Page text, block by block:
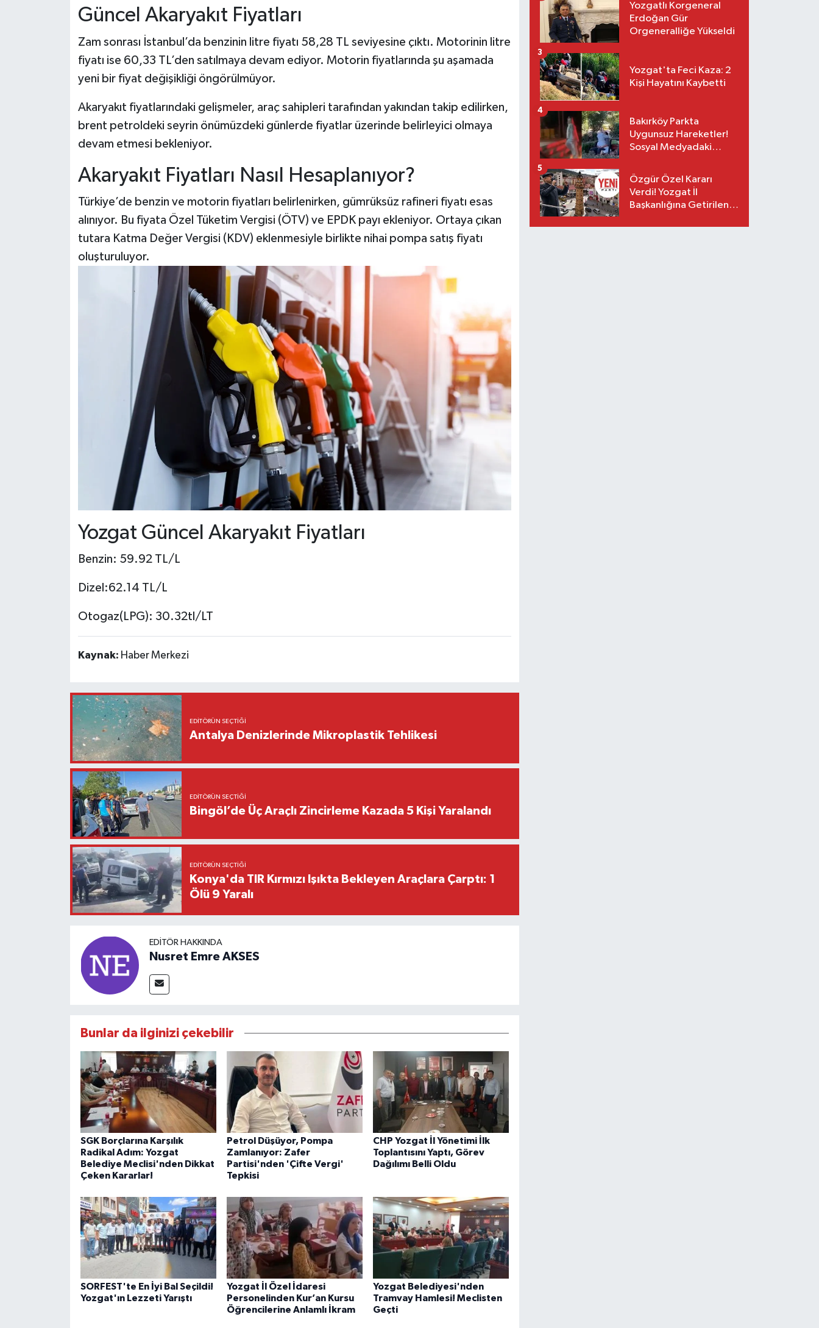
Güncel Akaryakıt Fiyatları
Zam sonrası İstanbul’da benzinin litre fiyatı 58,28 TL seviyesine çıktı. Motorinin litre
fiyatı ise 60,33 TL’den satılmaya devam ediyor. Motorin fiyatlarında şu aşamada
yeni bir fiyat değişikliği öngörülmüyor.
Akaryakıt fiyatlarındaki gelişmeler, araç sahipleri tarafından yakından takip edilirken,
brent petroldeki seyrin önümüzdeki günlerde fiyatlar üzerinde belirleyici olmaya
devam etmesi bekleniyor.
Akaryakıt Fiyatları Nasıl Hesaplanıyor?
Türkiye’de benzin ve motorin fiyatları belirlenirken, gümrüksüz rafineri fiyatı esas
alınıyor. Bu fiyata Özel Tüketim Vergisi (ÖTV) ve EPDK payı ekleniyor. Ortaya çıkan
tutara Katma Değer Vergisi (KDV) eklenmesiyle birlikte nihai pompa satış fiyatı
oluşturuluyor.
Yozgat Güncel Akaryakıt Fiyatları
Benzin: 59.92 TL/L
Dizel:62.14 TL/L
Otogaz(LPG): 30.32tl/LT
Kaynak: Haber Merkezi
EDITÖRÜN SEÇTIĞI
Antalya Denizlerinde Mikroplastik Tehlikesi
EDITÖRÜN SEÇTIĞI
Bingöl’de Üç Araçlı Zincirleme Kazada 5 Kişi Yaralandı
EDITÖRÜN SEÇTIĞI
Konya'da TIR Kırmızı Işıkta Bekleyen Araçlara Çarptı: 1
Ölü 9 Yaralı
EDITÖR HAKKINDA
Nusret Emre AKSES
Bunlar da ilginizi çekebilir
SGK Borçlarına Karşılık
Radikal Adım: Yozgat
Belediye Meclisi'nden Dikkat
Çeken Kararlar!
Petrol Düşüyor, Pompa
Zamlanıyor: Zafer
Partisi'nden 'Çifte Vergi'
Tepkisi
CHP Yozgat İl Yönetimi İlk
Toplantısını Yaptı, Görev
Dağılımı Belli Oldu
SORFEST'te En İyi Bal Seçildi!
Yozgat'ın Lezzeti Yarıştı
Yozgat İl Özel İdaresi
Personelinden Kur’an Kursu
Öğrencilerine Anlamlı İkram
Yozgat Belediyesi'nden
Tramvay Hamlesi! Meclisten
Geçti
Yozgatlı Korgeneral
Erdoğan Gür
Orgeneralliğe Yükseldi
Yozgat'ta Feci Kaza: 2
Kişi Hayatını Kaybetti
3
Bakırköy Parkta
Uygunsuz Hareketler!
Sosyal Medyadaki
Gözaltı
4
Özgür Özel Kararı
Verdi! Yozgat İl
Başkanlığına Getirilen
5